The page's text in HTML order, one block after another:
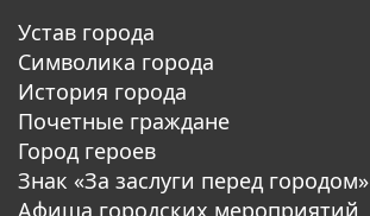
Устав города
Символика города
История города
Почетные граждане
Город героев
Знак «За заслуги перед городом»
Афиша городских мероприятий